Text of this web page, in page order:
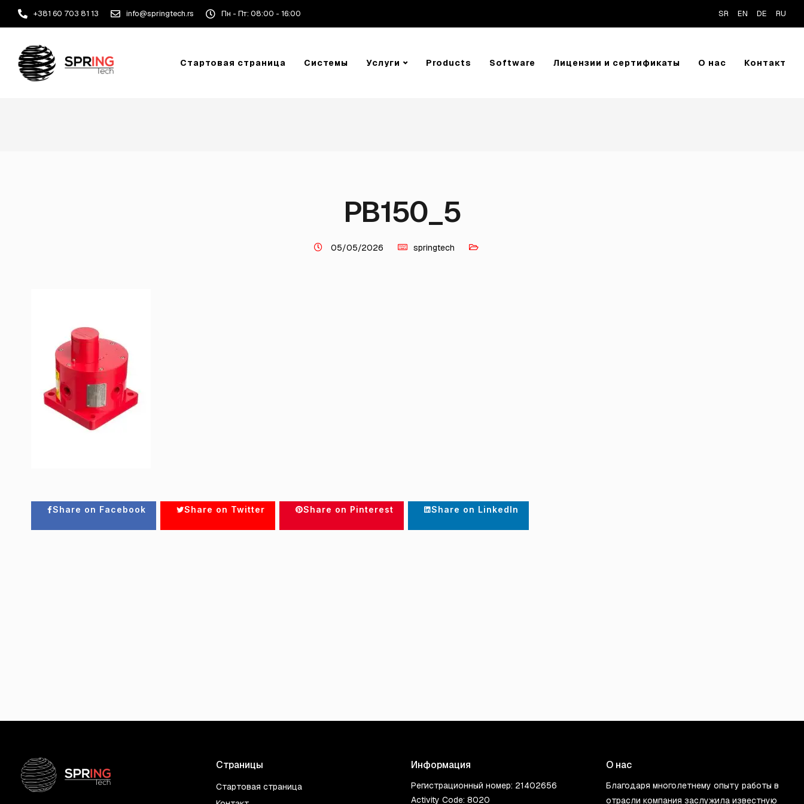
+381 60 703 81 13 info@springtech.rs Пн - Пт: 08:00 - 16:00 SR EN DE RU
Стартовая страница Системы Услуги Products Software Лицензии и сертификаты О нас Контакт
PB150_5
05/05/2026 springtech
Share on Facebook Share on Twitter Share on Pinterest Share on LinkedIn
Страницы
Стартовая страница
Информация
Регистрационный номер: 21402656
Activity Code: 8020
О нас
Благодаря многолетнему опыту работы в
отрасли компания заслужила известную